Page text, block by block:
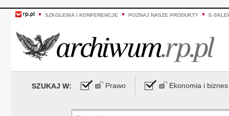
SZKOLENIA I KONFERENCJE POZNAJ NASZE PRODUKTY E-
SZUKAJ W: Prawo Ekonomia i biznes